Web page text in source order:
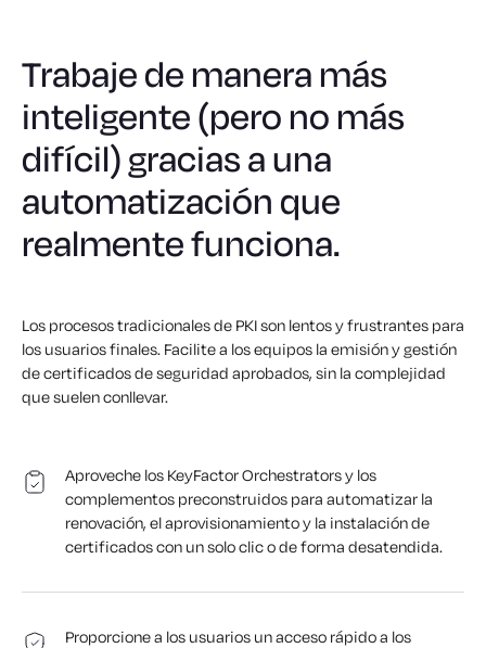
Trabaje de manera más
inteligente (pero no más
difícil) gracias a una
automatización que
realmente funciona.
Los procesos tradicionales de PKI son lentos y frustrantes para
los usuarios finales. Facilite a los equipos la emisión y gestión
de certificados de seguridad aprobados, sin la complejidad
que suelen conllevar.
Aproveche los KeyFactor Orchestrators y los
complementos preconstruidos para automatizar la
renovación, el aprovisionamiento y la instalación de
certificados con un solo clic o de forma desatendida.
Proporcione a los usuarios un acceso rápido a los